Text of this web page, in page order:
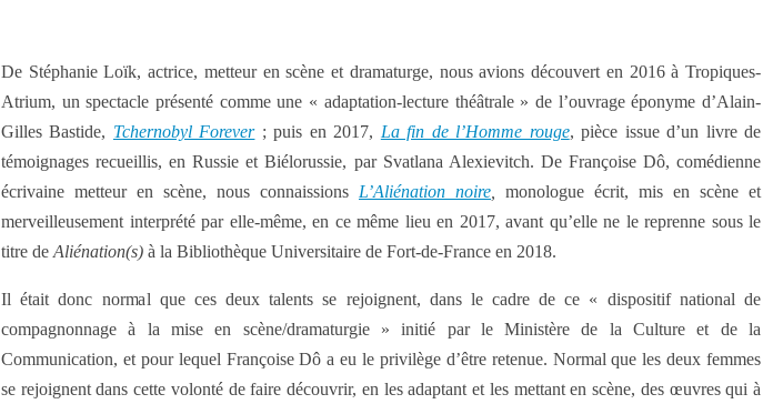
De Stéphanie Loïk, actrice, metteur en scène et dramaturge, nous avions découvert en 2016 à Tropiques-
Atrium, un spectacle présenté comme une « adaptation-lecture théâtrale » de l’ouvrage éponyme d’Alain-
Gilles Bastide, Tchernobyl Forever; puis en 2017, La fin de l’Homme rouge, pièce issue d’un livre de
témoignages recueillis, en Russie et Biélorussie, par Svatlana Alexievitch. De Françoise Dô, comédienne
écrivaine metteur en scène, nous connaissions L’Aliénation noire
monologue écrit, mis en scène et
merveilleusement interprété par elle-même, en ce même lieu en 2017, avant qu’elle ne le reprenne sous le
titre de Aliénation(s) à la Bibliothèque Universitaire de Fort-de-France en 2018.
Il était donc normal que ces deux talents se rejoignent, dans le cadre de ce « dispositif national de
compagnonnage à la mise en scène/dramaturgie » initié par le Ministère de la Culture et de la
Communication, et pour lequel Françoise Dô a eu le privilège d’être retenue. Normal que les deux femmes
se rejoignent dans cette volonté de faire découvrir, en les adaptant et les mettant en scène, des œuvres qui à